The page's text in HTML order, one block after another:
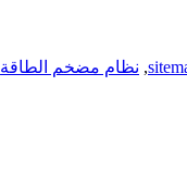
, نظام مضخم الطاقة